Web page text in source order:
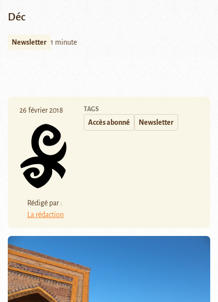
Déc
Newsletter 1 minute
26 février 2018
Rédigé par :
La rédaction
TAGS
Accès abonné Newsletter